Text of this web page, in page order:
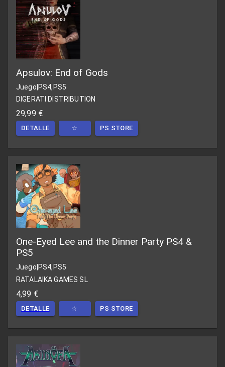
Apsulov: End of Gods
Juego|PS4,PS5
DIGERATI DISTRIBUTION
29,99 €
DETALLE ☆ PS STORE
One-Eyed Lee and the Dinner Party PS4 &
PS5
Juego PS4,PS5
RATALAIKA GAMES SL
4,99 €
DETALLE ☆ PS STORE